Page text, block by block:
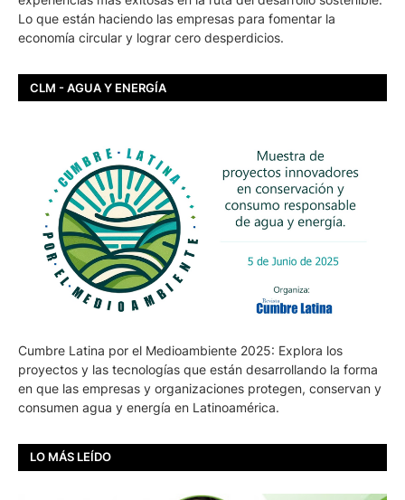
Lo que están haciendo las empresas para fomentar la
economía circular y lograr cero desperdicios.
CLM - AGUA Y ENERGÍA
Cumbre Latina por el Medioambiente 2025: Explora los
proyectos y las tecnologías que están desarrollando la forma
en que las empresas y organizaciones protegen, conservan y
consumen agua y energía en Latinoamérica.
LO MÁS LEÍDO